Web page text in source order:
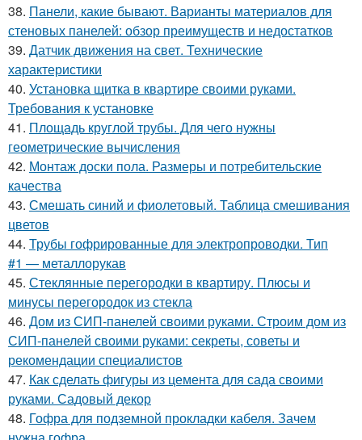
38. Панели, какие бывают. Варианты материалов для
стеновых панелей: обзор преимуществ и недостатков
39. Датчик движения на свет. Технические
характеристики
40. Установка щитка в квартире своими руками.
Требования к установке
41. Площадь круглой трубы. Для чего нужны
геометрические вычисления
42. Монтаж доски пола. Размеры и потребительские
качества
43. Смешать синий и фиолетовый. Таблица смешивания
цветов
44. Трубы гофрированные для электропроводки. Тип
#1 — металлорукав
45. Стеклянные перегородки в квартиру. Плюсы и
минусы перегородок из стекла
46. Дом из СИП-панелей своими руками. Строим дом из
СИП-панелей своими руками: секреты, советы и
рекомендации специалистов
47. Как сделать фигуры из цемента для сада своими
руками. Садовый декор
48. Гофра для подземной прокладки кабеля. Зачем